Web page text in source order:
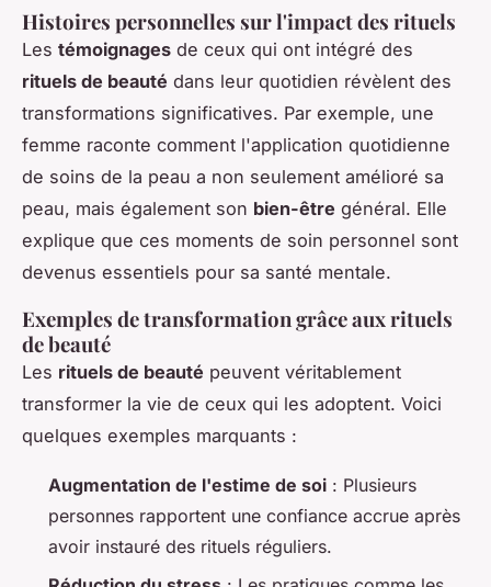
Histoires personnelles sur l'impact des rituels
Les témoignages de ceux qui ont intégré des
rituels de beauté dans leur quotidien révèlent des
transformations significatives. Par exemple, une
femme raconte comment l'application quotidienne
de soins de la peau a non seulement amélioré sa
peau, mais également son bien-être général. Elle
explique que ces moments de soin personnel sont
devenus essentiels pour sa santé mentale.
Exemples de transformation grâce aux rituels
de beauté
Les rituels de beauté peuvent véritablement
transformer la vie de ceux qui les adoptent. Voici
quelques exemples marquants :
Augmentation de l'estime de soi : Plusieurs
personnes rapportent une confiance accrue après
avoir instauré des rituels réguliers.